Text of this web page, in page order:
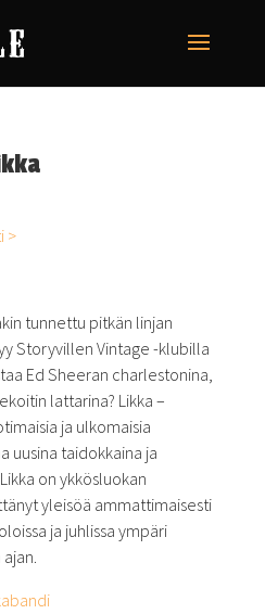
>
tunnettu pitkän linjan
Storyvillen Vintage -klubilla
Ed Sheeran charlestonina,
lattarina? Likka –
ja ulkomaisia
uusina taidokkaina ja
on ykkösluokan
yleisöä ammattimaisesti
ja juhlissa ympäri